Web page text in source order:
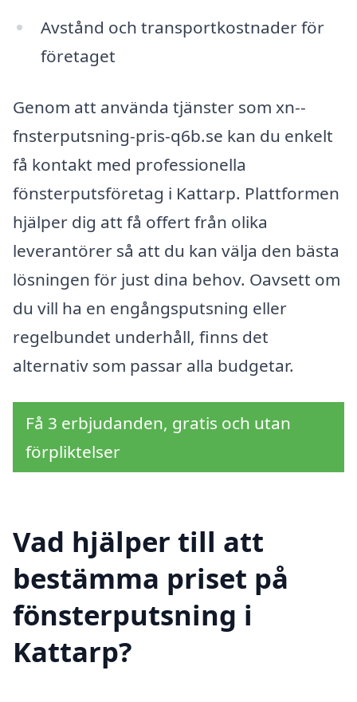
Avstånd och transportkostnader för
företaget
Genom att använda tjänster som xn--
fnsterputsning-pris-q6b.se kan du enkelt
få kontakt med professionella
fönsterputsföretag i Kattarp. Plattformen
hjälper dig att få offert från olika
leverantörer så att du kan välja den bästa
lösningen för just dina behov. Oavsett om
du vill ha en engångsputsning eller
regelbundet underhåll, finns det
alternativ som passar alla budgetar.
Få 3 erbjudanden, gratis och utan
förpliktelser
Vad hjälper till att
bestämma priset på
fönsterputsning i
Kattarp?